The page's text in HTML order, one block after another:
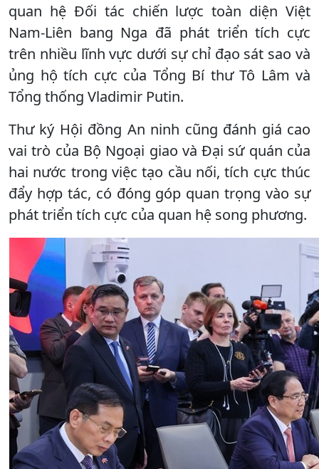
quan hệ Đối tác chiến lược toàn diện Việt
Nam-Liên bang Nga đã phát triển tích cực
trên nhiều lĩnh vực dưới sự chỉ đạo sát sao và
ủng hộ tích cực của Tổng Bí thư Tô Lâm và
Tổng thống Vladimir Putin.
Thư ký Hội đồng An ninh cũng đánh giá cao
vai trò của Bộ Ngoại giao và Đại sứ quán của
hai nước trong việc tạo cầu nối, tích cực thúc
đẩy hợp tác, có đóng góp quan trọng vào sự
phát triển tích cực của quan hệ song phương.